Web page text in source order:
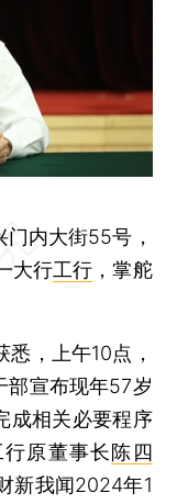
内大街55号，
大行工行 ，掌舵
，上午10点，
部宣布现年57岁
成相关必要程序
原董事长陈四
新我闻2024年1